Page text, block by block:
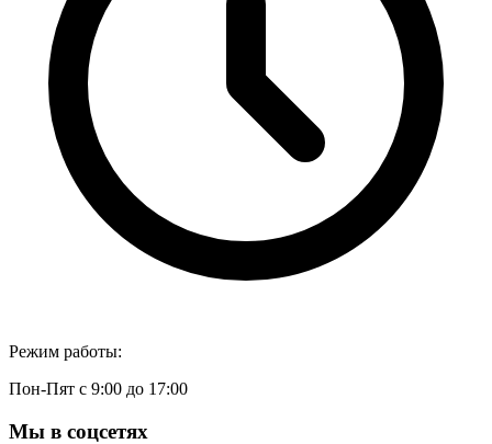
Режим работы:
Пон-Пят с 9:00 до 17:00
Мы в соцсетях